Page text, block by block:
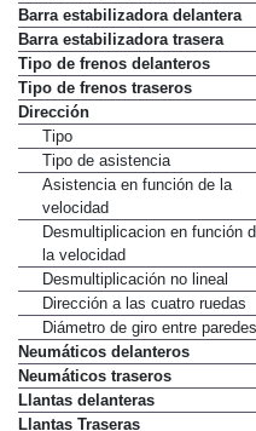
Muelle suspensión trasera
Barra estabilizadora delantera
Barra estabilizadora trasera
Tipo de frenos delanteros
Tipo de frenos traseros
Dirección
Tipo
Tipo de asistencia
Asistencia en función de la
velocidad
Desmultiplicacion en función de
la velocidad
Desmultiplicación no lineal
Dirección a las cuatro ruedas
Diámetro de giro entre paredes
Neumáticos delanteros
Neumáticos traseros
Llantas delanteras